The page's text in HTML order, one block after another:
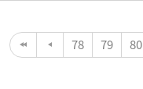
78 79 80